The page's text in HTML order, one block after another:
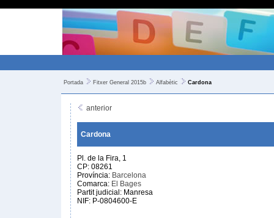
Portada Fitxer General 2015b Alfabètic Cardona
anterior
Cardona
Pl. de la Fira, 1
CP: 08261
Província: Barcelona
Comarca: El Bages
Partit judicial: Manresa
NIF: P-0804600-E